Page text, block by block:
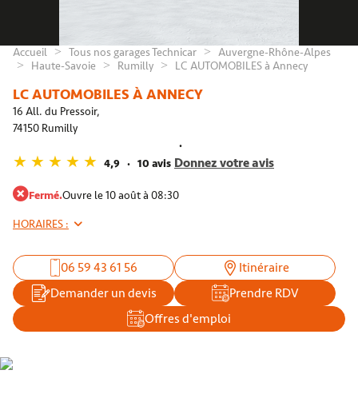
Accueil Tous nos garages Technicar
Auvergne-Rhône-Alpes
Haute-Savoie
Rumilly LC AUTOMOBILES à Annecy
LC AUTOMOBILES À ANNECY
16 All. du Pressoir,
74150 Rumilly
4,9 10 avis Donnez votre avis
Fermé.Ouvre le 10 août à 08:30
HORAIRES :
06 59 43 61 56
Itinéraire
Demander un devis
Prendre RDV
Offres d'emploi